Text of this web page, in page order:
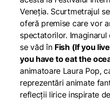
Veneția. Scurtmetrajul
oferă premise care vor
spectatorilor.
se văd în Fish (If you
you have to eat the
animatoare Laura Pop,
reprezentări animate
reflecții lirice inspirate